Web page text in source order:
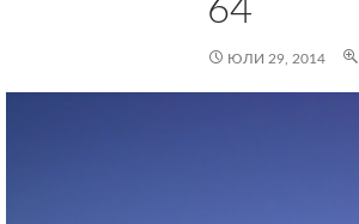
64
ЮЛИ 29, 2014